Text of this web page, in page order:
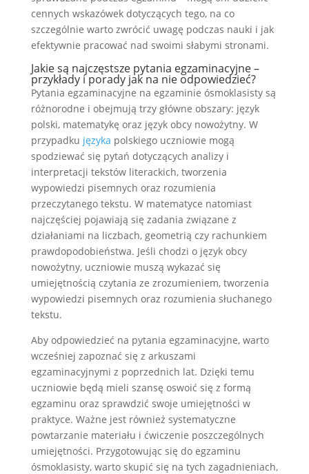
cennych wskazówek dotyczących tego, na co
szczególnie warto zwrócić uwagę podczas nauki i jak
efektywnie pracować nad swoimi słabymi stronami.
Jakie są najczęstsze pytania egzaminacyjne –
przykłady i porady jak na nie odpowiedzieć?
Pytania egzaminacyjne na egzaminie ósmoklasisty są
różnorodne i obejmują trzy główne obszary: język
polski, matematykę oraz język obcy nowożytny. W
przypadku języka polskiego uczniowie mogą
spodziewać się pytań dotyczących analizy i
interpretacji tekstów literackich, tworzenia
wypowiedzi pisemnych oraz rozumienia
przeczytanego tekstu. W matematyce natomiast
najczęściej pojawiają się zadania związane z
działaniami na liczbach, geometrią czy rachunkiem
prawdopodobieństwa. Jeśli chodzi o język obcy
nowożytny, uczniowie muszą wykazać się
umiejętnością czytania ze zrozumieniem, tworzenia
wypowiedzi pisemnych oraz rozumienia słuchanego
tekstu.
Aby odpowiedzieć na pytania egzaminacyjne, warto
wcześniej zapoznać się z arkuszami
egzaminacyjnymi z poprzednich lat. Dzięki temu
uczniowie będą mieli szansę oswoić się z formą
egzaminu oraz sprawdzić swoje umiejętności w
praktyce. Ważne jest również systematyczne
powtarzanie materiału i ćwiczenie poszczególnych
umiejętności. Przygotowując się do egzaminu
ósmoklasisty, warto skupić się na tych zagadnieniach,